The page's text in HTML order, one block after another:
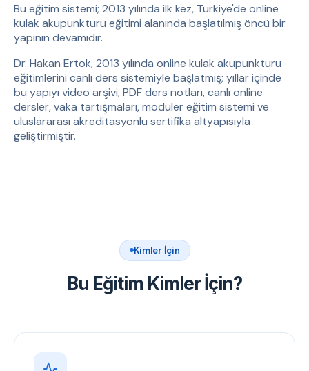
Bu eğitim sistemi; 2013 yılında ilk kez, Türkiye'de online
kulak akupunkturu eğitimi alanında başlatılmış öncü bir
yapının devamıdır.
Dr. Hakan Ertok, 2013 yılında online kulak akupunkturu
eğitimlerini canlı ders sistemiyle başlatmış; yıllar içinde
bu yapıyı video arşivi, PDF ders notları, canlı online
dersler, vaka tartışmaları, modüler eğitim sistemi ve
uluslararası akreditasyonlu sertifika altyapısıyla
geliştirmiştir.
Kimler İçin
Bu Eğitim Kimler İçin?